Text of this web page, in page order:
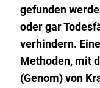
gefunden
oder gar
verhindern.
Methoden, mit
(Genom) von